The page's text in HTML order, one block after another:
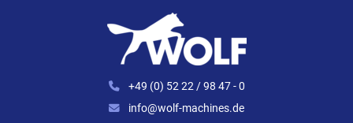
+49 (0) 52 22 / 98 47 - 0
info@wolf-machines.de